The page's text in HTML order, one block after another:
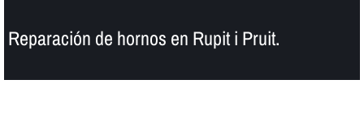
Reparación de hornos en Rupit i Pruit.